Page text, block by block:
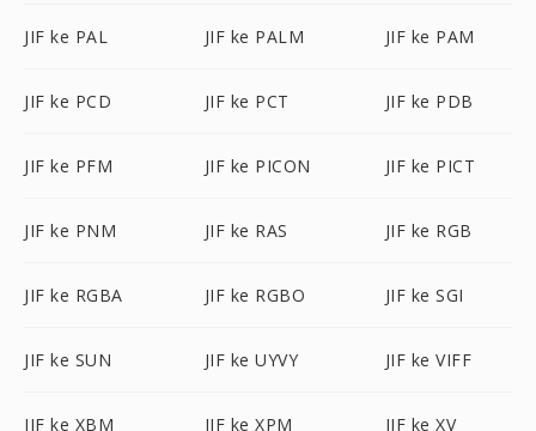
JIF ke PAL JIF ke PALM JIF ke PAM
JIF ke PCD JIF ke PCT JIF ke PDB
JIF ke PFM JIF ke PICON JIF ke PICT
JIF ke PNM JIF ke RAS JIF ke RGB
JIF ke RGBA JIF ke RGBO JIF ke SGI
JIF ke SUN JIF ke UYVY JIF ke VIFF
JIF ke XBM JIF ke XPM JIF ke XV